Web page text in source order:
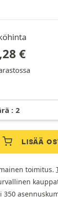
€
LISÄÄ
toimitus.
350